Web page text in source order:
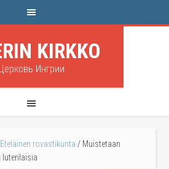
KIRKKO
Ингрии
Eteläinen rovastikunta / Muistetaan
luterilaisia